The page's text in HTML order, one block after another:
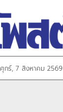
ศุกร์, 7 สิงหาคม 2569